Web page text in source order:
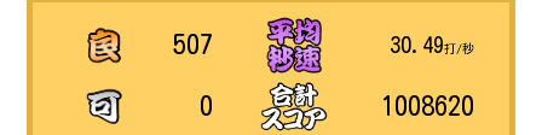
507
0
30.49打/秒
1008620